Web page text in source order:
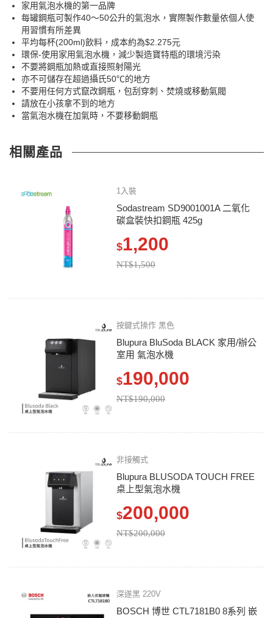
家用氣泡水機的第一品牌
每罐鋼瓶可製作40～50公升的氣泡水，實際製作數量依個人使
用習慣有所差異
平均每杯(200ml)飲料，成本約為$2.275元
環保-使用家用氣泡水機，減少製造寶特瓶的環境污染
不要將鋼瓶加熱或直接照射陽光
亦不可儲存在超過攝氏50℃的地方
不要用任何方式竄改鋼瓶，包刮穿刺、焚燒或移動氣閥
請放在小孩拿不到的地方
當氣泡水機在加氣時，不要移動鋼瓶
相關產品
1入裝
Sodastream SD9001001A 二氧化
碳盒裝快扣鋼瓶 425g
$1,200
NT$1,500
按鍵式操作 黑色
Blupura BluSoda BLACK 家用/辦公
室用 氣泡水機
$190,000
NT$190,000
非接觸式
Blupura BLUSODA TOUCH FREE
桌上型氣泡水機
$200,000
NT$200,000
深遂黑 220V
BOSCH 博世 CTL7181B0 8系列 嵌